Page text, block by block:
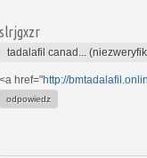
slrjgxzr
tadalafil canad...
<a href="http://
odpowiedz